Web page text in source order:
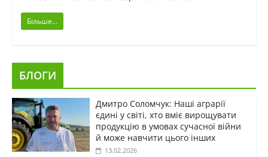
Більше...
БЛОГИ
Дмитро Соломчук: Наші аграрії
єдині у світі, хто вміє вирощувати
продукцію в умовах сучасної війни
й може навчити цього інших
13.02.2026